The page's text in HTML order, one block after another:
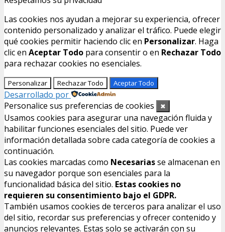
Las cookies nos ayudan a mejorar su experiencia, ofrecer
contenido personalizado y analizar el tráfico. Puede elegir
qué cookies permitir haciendo clic en Personalizar. Haga
clic en Aceptar Todo para consentir o en Rechazar Todo
para rechazar cookies no esenciales.
Personalizar Rechazar Todo Aceptar Todo
Desarrollado por
Personalice sus preferencias de cookies
✖
Usamos cookies para asegurar una navegación fluida y
habilitar funciones esenciales del sitio. Puede ver
información detallada sobre cada categoría de cookies a
continuación.
Las cookies marcadas como Necesariasse almacenan en
su navegador porque son esenciales para la
funcionalidad básica del sitio. Estas cookies no
requieren su consentimiento bajo el GDPR.
También usamos cookies de terceros para analizar el uso
del sitio, recordar sus preferencias y ofrecer contenido y
anuncios relevantes. Estas solo se activarán con su